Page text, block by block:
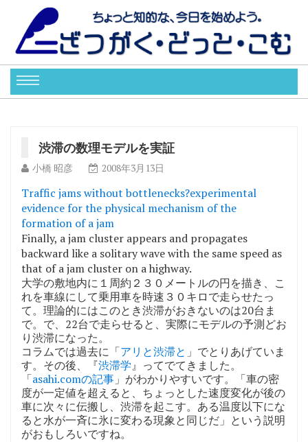
渋滞の数理モデルを実証
小橋 昭彦 2008年3月13日
Traffic jams without bottlenecks?experimental
evidence for the physical mechanism of the
formation of a jam
Finally, a jam cluster appears and propagates
backward like a solitary wave with the same speed as
that of a jam cluster on a highway.
大学の敷地内に１周約２３０メートルの円を描き、こ
れを車線にして乗用車を時速３０キロで走らせたっ
て。理論的にはこのとき渋滞がおきないのは20台ま
で。で、22台で走らせると、実際にモデルの予測どお
り渋滞になった。
コラムでは過去に「アリと渋滞と 」でとりあげていま
す。その後、『渋滞学』ってでてきました。
「asahi.comの記事 」がわかりやすいです。「車の密
度が一定値を超えると、ちょっとした速度変化が後の
車に次々に伝搬し、渋滞を起こす。ある温度以下にな
ると水が一斉に氷に変わる現象と同じだ」という説明
がおもしろいですね。